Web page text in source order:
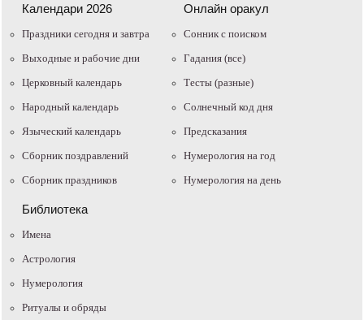
Календари 2026
Праздники сегодня и завтра
Выходные и рабочие дни
Церковный календарь
Народный календарь
Языческий календарь
Сборник поздравлений
Сборник праздников
Онлайн оракул
Cонник с поиском
Гадания (все)
Тесты (разные)
Солнечный код дня
Предсказания
Нумерология на год
Нумерология на день
Библиотека
Имена
Астрология
Нумерология
Ритуалы и обряды